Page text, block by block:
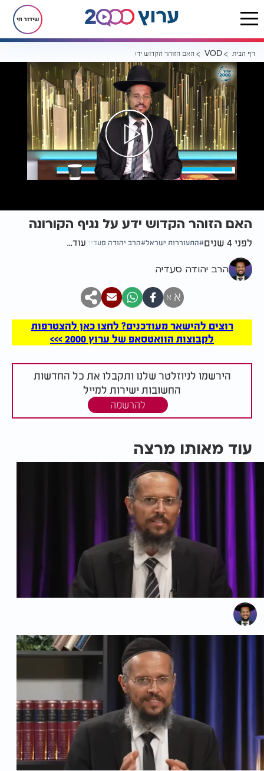
שידור חי
דף הבית VOD האם הזוהר הקדוש ידע על נגיף הקורונה
האם הזוהר הקדוש ידע על נגיף הקורונה
לפני 4 שנים התעוררות ישראל הרב יהודה סעדיה עוד...
הרב יהודה סעדיה
א א
רוצים להישאר מעודכנים? לחצו כאן להצטרפות
לקבוצות הוואטסאפ של ערוץ 2000 >>>
הירשמו לניוזלטר שלנו ותקבלו את כל החדשות
החשובות ישירות למייל
להרשמה
עוד מאותו מרצה